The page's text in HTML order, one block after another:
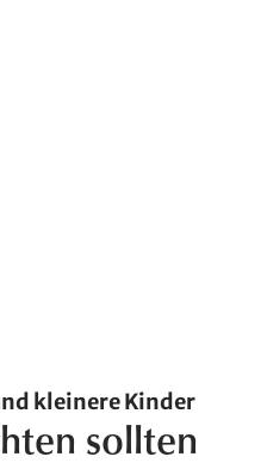
kleinere Kinder
sollten